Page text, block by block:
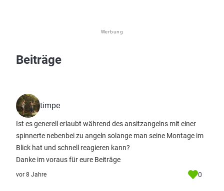
Werbung
Beiträge
timpe
Ist es generell erlaubt während des ansitzangelns mit einer
spinnerte nebenbei zu angeln solange man seine Montage im
Blick hat und schnell reagieren kann?
Danke im voraus für eure Beiträge
vor 8 Jahre 0